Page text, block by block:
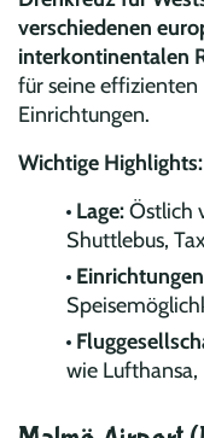
verschiedenen
interkontinentalen
für seine
Einrichtungen.
Wichtige Highlights:
Lage:Östlich
Shuttlebus,
wie Lufthansa,